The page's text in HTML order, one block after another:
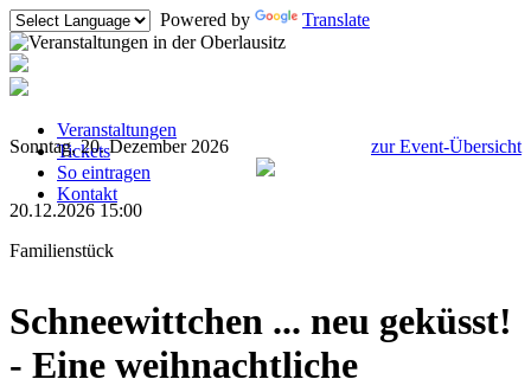
Powered by Translate
Veranstaltungen
Tickets
So eintragen
Kontakt
zur Event-Übersicht
Sonntag, 20. Dezember 2026
20.12.2026 15:00
Familienstück
Schneewittchen ... neu geküsst!
- Eine weihnachtliche